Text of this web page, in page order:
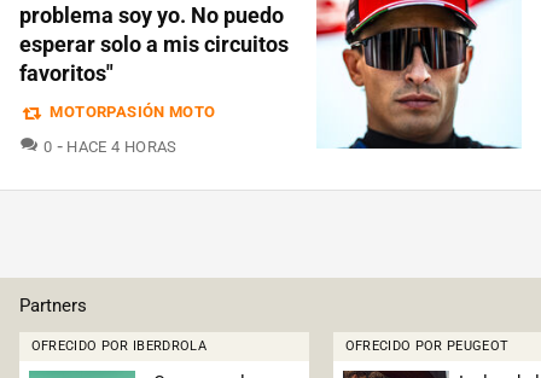
problema soy yo. No puedo
esperar solo a mis circuitos
favoritos"
MOTORPASIÓN MOTO
0 COMENTARIOS
HACE 4 HORAS
Partners
OFRECIDO POR IBERDROLA OFRECIDO POR PEUGEOT